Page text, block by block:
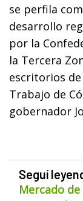
se perfila
desarrollo
por la
la Tercera
escritorios
Trabajo de
gobernador
Seguí
Mercado